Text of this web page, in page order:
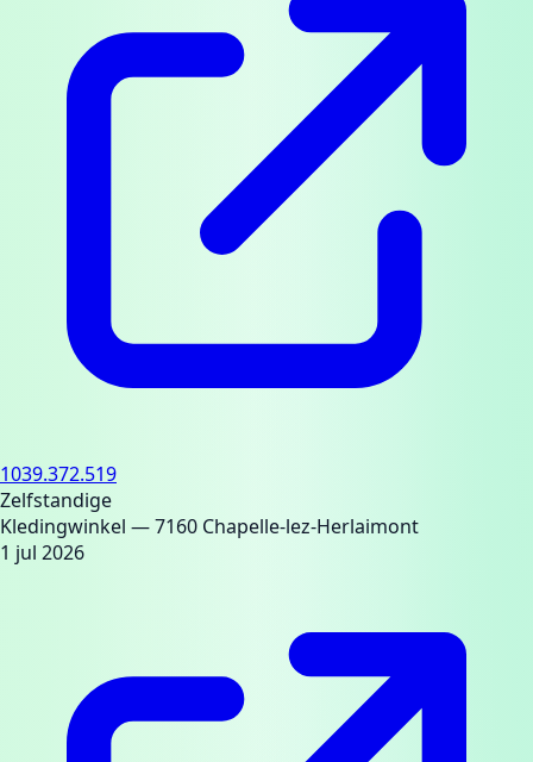
1039.372.519
Zelfstandige
Kledingwinkel — 7160 Chapelle-lez-Herlaimont
1 jul 2026